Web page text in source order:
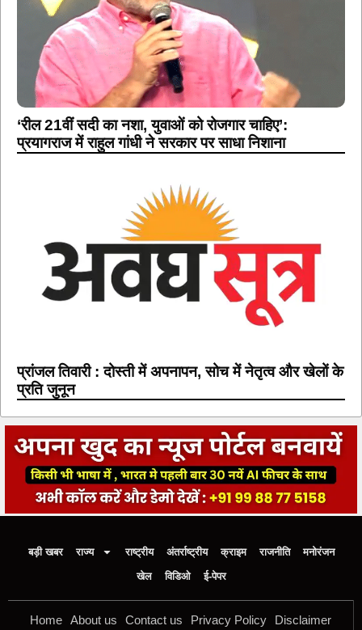
‘रील 21वीं सदी का नशा, युवाओं को रोजगार चाहिए’:
प्रयागराज में राहुल गांधी ने सरकार पर साधा निशाना
प्रांजल तिवारी : दोस्ती में अपनापन, सोच में नेतृत्व और खेलों के
प्रति जुनून
बड़ी खबर राज्य राष्ट्रीय अंतर्राष्ट्रीय क्राइम राजनीति
मनोरंजन
खेल
विडिओ ई-पेपर
Home About us Contact us Privacy Policy Disclaimer